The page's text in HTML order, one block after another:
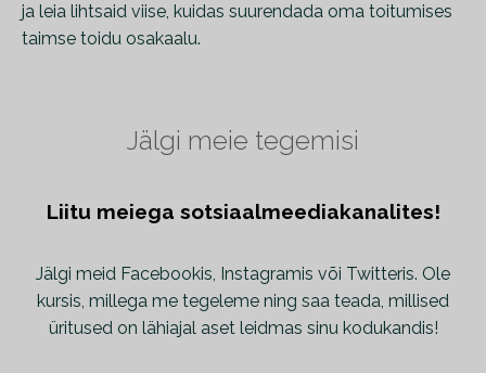
ja leia lihtsaid viise, kuidas suurendada oma toitumises
taimse toidu osakaalu.
Jälgi meie tegemisi
Liitu meiega sotsiaalmeediakanalites!
Jälgi meid Facebookis, Instagramis või Twitteris. Ole
kursis, millega me tegeleme ning saa teada, millised
üritused on lähiajal aset leidmas sinu kodukandis!